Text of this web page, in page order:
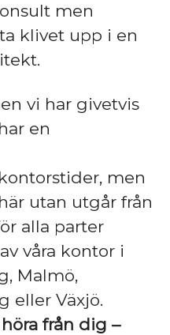
men
klivet upp i en
vi har givetvis
en
men
utan utgår från
alla parter
våra kontor i
Malmö,
eller Växjö.
från dig –